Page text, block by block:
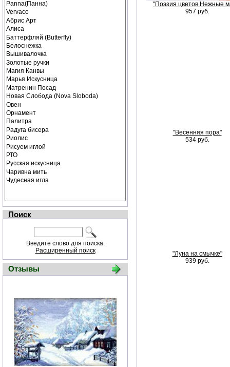
Поиск
Введите слово для поиска.
Расширенный поиск
Отзывы
"Поэзия цветов.Нежные
957 руб.
"Весенняя пора"
534 руб.
"Луна на смычке"
939 руб.